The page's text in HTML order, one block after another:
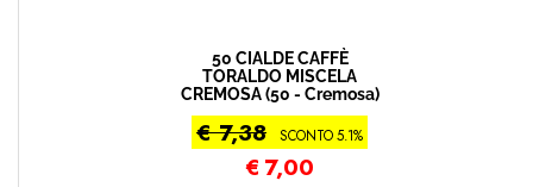
50 CIALDE CAFFÈ
TORALDO MISCELA
CREMOSA (50 - Cremosa)
€ 7,38 SCONTO 5.1%
€ 7,00